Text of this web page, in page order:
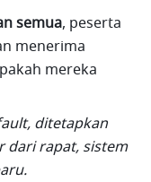
semua, peserta
menerima
mereka
ditetapkan
dari rapat, sistem